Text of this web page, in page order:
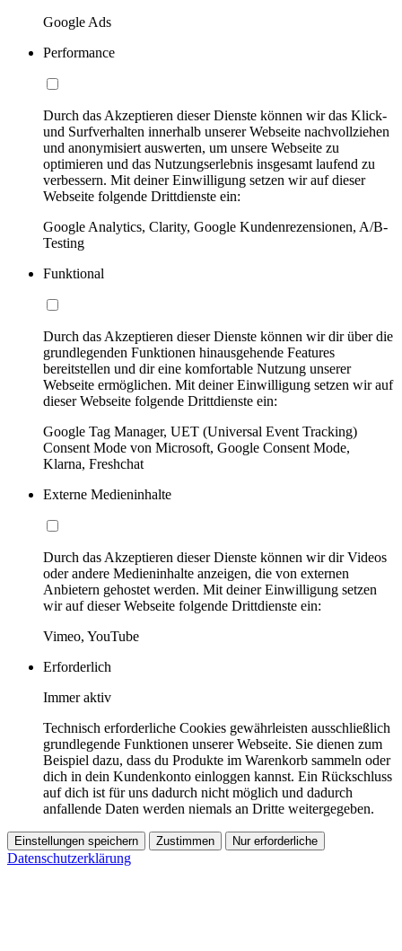
Google Ads
Performance
Durch das Akzeptieren dieser Dienste können wir das Klick-
und Surfverhalten innerhalb unserer Webseite nachvollziehen
und anonymisiert auswerten, um unsere Webseite zu
optimieren und das Nutzungserlebnis insgesamt laufend zu
verbessern. Mit deiner Einwilligung setzen wir auf dieser
Webseite folgende Drittdienste ein:
Google Analytics, Clarity, Google Kundenrezensionen, A/B-
Testing
Funktional
Durch das Akzeptieren dieser Dienste können wir dir über die
grundlegenden Funktionen hinausgehende Features
bereitstellen und dir eine komfortable Nutzung unserer
Webseite ermöglichen. Mit deiner Einwilligung setzen wir auf
dieser Webseite folgende Drittdienste ein:
Google Tag Manager, UET (Universal Event Tracking)
Consent Mode von Microsoft, Google Consent Mode,
Klarna, Freshchat
Externe Medieninhalte
Durch das Akzeptieren dieser Dienste können wir dir Videos
oder andere Medieninhalte anzeigen, die von externen
Anbietern gehostet werden. Mit deiner Einwilligung setzen
wir auf dieser Webseite folgende Drittdienste ein:
Vimeo, YouTube
Erforderlich
Immer aktiv
Technisch erforderliche Cookies gewährleisten ausschließlich
grundlegende Funktionen unserer Webseite. Sie dienen zum
Beispiel dazu, dass du Produkte im Warenkorb sammeln oder
dich in dein Kundenkonto einloggen kannst. Ein Rückschluss
auf dich ist für uns dadurch nicht möglich und dadurch
anfallende Daten werden niemals an Dritte weitergegeben.
Einstellungen speichern Zustimmen Nur erforderliche
Datenschutzerklärung